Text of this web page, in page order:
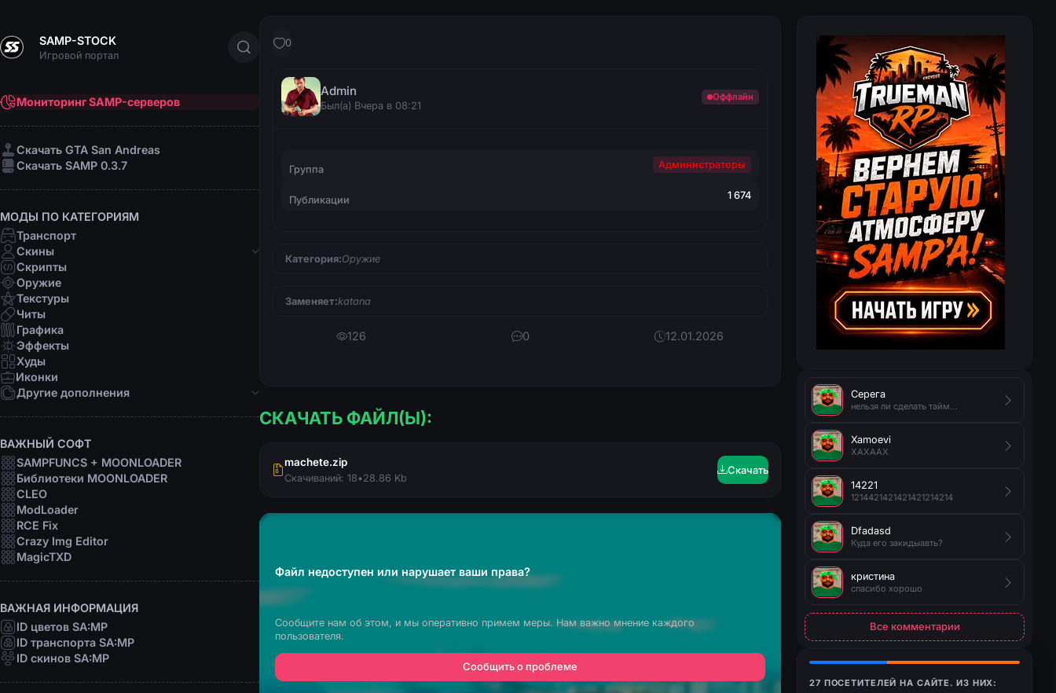
SAMP-STOCK
Игровой портал
Мониторинг SAMP-серверов
Cкачать GTA San Andreas
Cкачать SAMP 0.3.7
МОДЫ ПО КАТЕГОРИЯМ
Транспорт
Скины
Банды
Афро-американцы
Латино
Мафии
Организации
Девушки
Персоны
Рофл
Скрипты
Оружие
Текстуры
Читы
Графика
Эффекты
Худы
Иконки
Другие дополнения
Звуки
Анимации
Шрифты
Прицелы
Радары
Программы
ВАЖНЫЙ СОФТ
SAMPFUNCS + MOONLOADER
Библиотеки MOONLOADER
CLEO
ModLoader
RCE Fix
Crazy Img Editor
MagicTXD
ВАЖНАЯ ИНФОРМАЦИЯ
ID цветов SA:MP
ID транспорта SA:MP
ID скинов SA:MP
0
Admin
Был(а) Вчера в 08:21
Оффлайн
Группа Администраторы
Публикации 1 674
Категория:Оружие
Заменяет:katana
126 0 12.01.2026
СКАЧАТЬ ФАЙЛ(Ы):
machete.zip
Скачиваний: 18•28.86 Kb
Скачать
Файл недоступен или нарушает ваши права?
Сообщите нам об этом, и мы оперативно примем меры. Нам важно мнение каждого
пользователя.
Сообщить о проблеме
Серега
Xamoevi
XAXAAX
14221
1214421421421421214214
Dfadasd
Куда его закидыавть?
кристина
спасибо хорошо
Все комментарии
27 ПОСЕТИТЕЛЕЙ НА САЙТЕ. ИЗ НИХ: